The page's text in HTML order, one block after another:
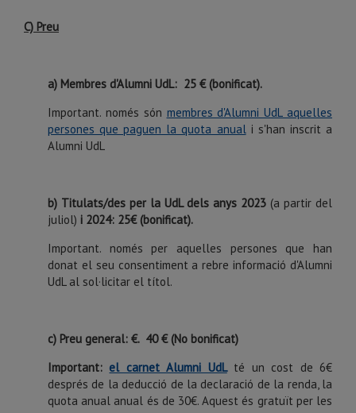
C) Preu
a) Membres d'Alumni UdL: 25 € (bonificat).
Important. només són membres d'Alumni UdL aquelles
persones que paguen la quota anuali s'han inscrit a
Alumni UdL
b) Titulats/des per la UdL dels anys 2023 (a partir del
juliol) i 2024: 25€ (bonificat).
Important. només per aquelles persones que han
donat el seu consentiment a rebre informació d'Alumni
UdL al sol·licitar el títol.
c) Preu general: €. 40 € (No bonificat)
Important:el carnet Alumni UdLté un cost de 6€
després de la deducció de la declaració de la renda, la
quota anual anual és de 30€. Aquest és gratuït per les